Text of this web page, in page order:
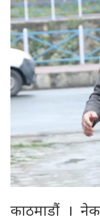
काठमाडौं ।